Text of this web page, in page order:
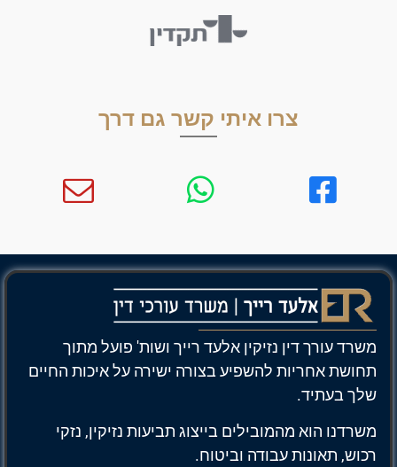
צרו איתי קשר גם דרך
משרד עורך דין נזיקין אלעד רייך ושות' פועל מתוך
תחושת אחריות להשפיע בצורה ישירה על איכות החיים
שלך בעתיד.
משרדנו הוא מהמובילים בייצוג תביעות נזיקין, נזקי
רכוש, תאונות עבודה וביטוח.